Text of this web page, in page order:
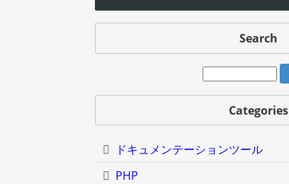
Search
Categories
ドキュメンテーションツール
PHP